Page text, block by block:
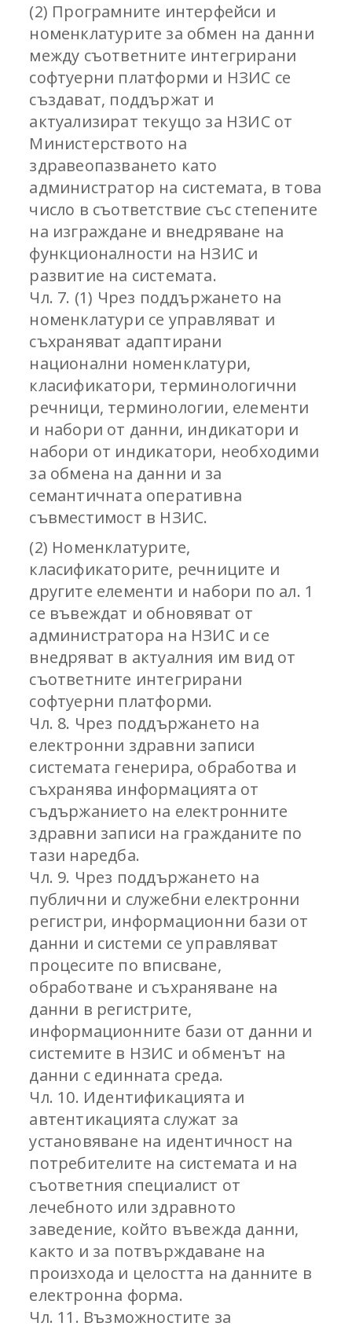
(2) Програмните интерфейси и
номенклатурите за обмен на данни
между съответните интегрирани
софтуерни платформи и НЗИС се
създават, поддържат и
актуализират текущо за НЗИС от
Министерството на
здравеопазването като
администратор на системата, в това
число в съответствие със степените
на изграждане и внедряване на
функционалности на НЗИС и
развитие на системата.
Чл. 7. (1) Чрез поддържането на
номенклатури се управляват и
съхраняват адаптирани
национални номенклатури,
класификатори, терминологични
речници, терминологии, елементи
и набори от данни, индикатори и
набори от индикатори, необходими
за обмена на данни и за
семантичната оперативна
съвместимост в НЗИС.
(2) Номенклатурите,
класификаторите, речниците и
другите елементи и набори по ал. 1
се въвеждат и обновяват от
администратора на НЗИС и се
внедряват в актуалния им вид от
съответните интегрирани
софтуерни платформи.
Чл. 8. Чрез поддържането на
електронни здравни записи
системата генерира, обработва и
съхранява информацията от
съдържанието на електронните
здравни записи на гражданите по
тази наредба.
Чл. 9. Чрез поддържането на
публични и служебни електронни
регистри, информационни бази от
данни и системи се управляват
процесите по вписване,
обработване и съхраняване на
данни в регистрите,
информационните бази от данни и
системите в НЗИС и обменът на
данни с единната среда.
Чл. 10. Идентификацията и
автентикацията служат за
установяване на идентичност на
потребителите на системата и на
съответния специалист от
лечебното или здравното
заведение, който въвежда данни,
както и за потвърждаване на
произхода и целостта на данните в
електронна форма.
Чл. 11. Възможностите за